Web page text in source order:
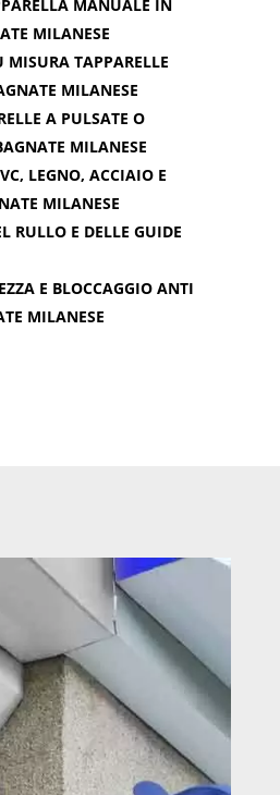
MANUALE IN
MILANESE
MISURA TAPPARELLE
MILANESE
A PULSATE O
MILANESE
LEGNO, ACCIAIO E
MILANESE
RULLO E DELLE GUIDE
E BLOCCAGGIO ANTI
MILANESE